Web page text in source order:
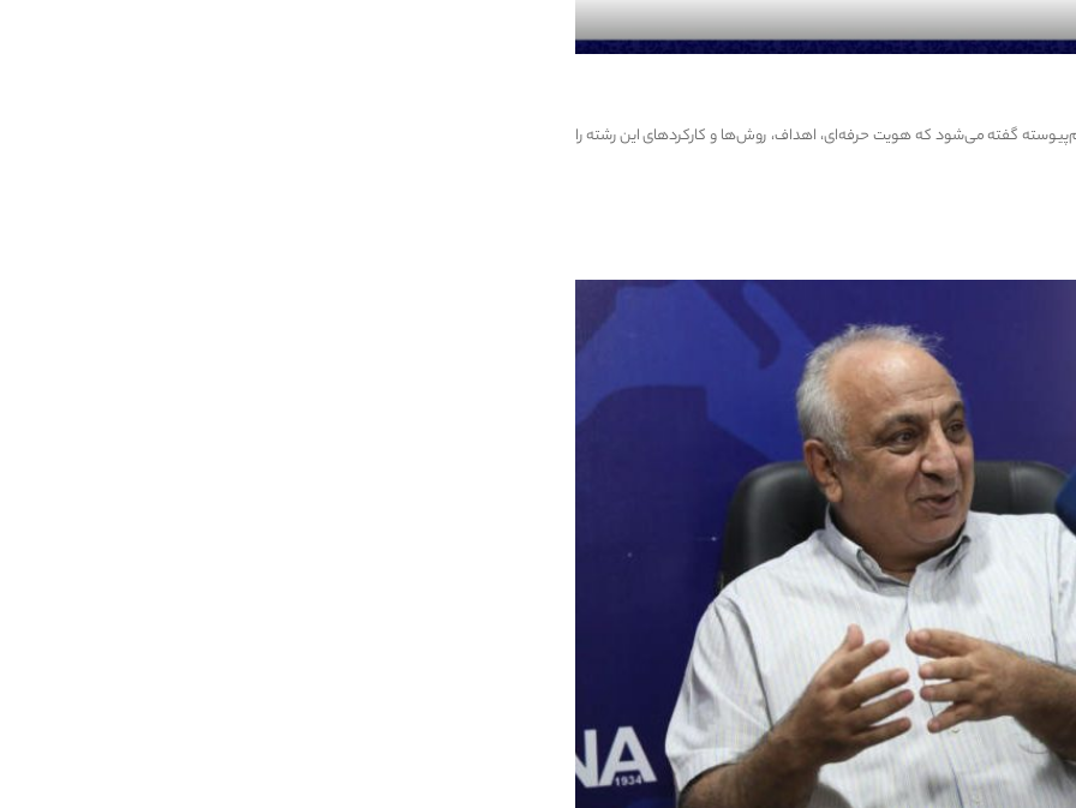
گفته می‌شود که هویت حرفه‌ای، اهداف، روش‌ها و کارکردهای این رشته را